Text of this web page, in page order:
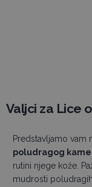
Valjci za Lice
Predstavljamo vam
poludragog
rutini njege kože.
mudrosti